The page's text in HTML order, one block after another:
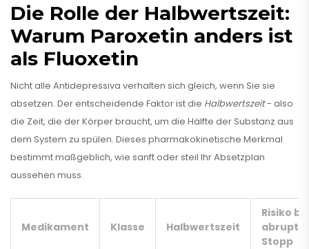
Die Rolle der Halbwertszeit:
Warum Paroxetin anders ist
als Fluoxetin
Nicht alle Antidepressiva verhalten sich gleich, wenn Sie sie
absetzen. Der entscheidende Faktor ist die Halbwertszeit- also
die Zeit, die der Körper braucht, um die Hälfte der Substanz aus
dem System zu spülen. Dieses pharmakokinetische Merkmal
bestimmt maßgeblich, wie sanft oder steil Ihr Absetzplan
aussehen muss.
Medikament Klasse Halbwertszeit
Risiko
Stopp